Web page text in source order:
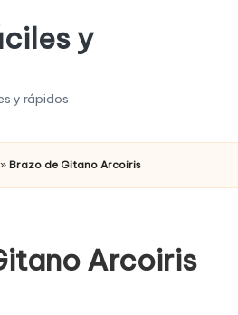
y
y rápidos
» Brazo de Gitano Arcoiris
Arcoiris